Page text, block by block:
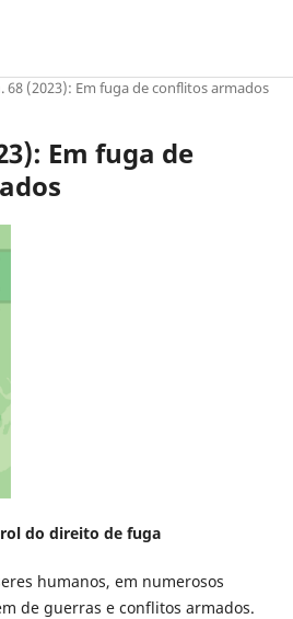
68 (2023): Em fuga de conflitos armados
Em fuga de
do direito de fuga
humanos, em numerosos
de guerras e conflitos armados.